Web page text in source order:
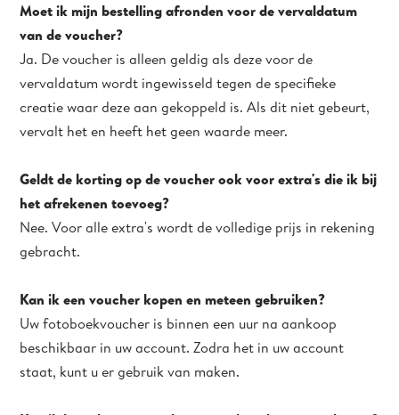
Moet ik mijn bestelling afronden voor de vervaldatum
van de voucher?
Ja. De voucher is alleen geldig als deze voor de
vervaldatum wordt ingewisseld tegen de specifieke
creatie waar deze aan gekoppeld is. Als dit niet gebeurt,
vervalt het en heeft het geen waarde meer.
Geldt de korting op de voucher ook voor extra's die ik bij
het afrekenen toevoeg?
Nee. Voor alle extra's wordt de volledige prijs in rekening
gebracht.
Kan ik een voucher kopen en meteen gebruiken?
Uw fotoboekvoucher is binnen een uur na aankoop
beschikbaar in uw account. Zodra het in uw account
staat, kunt u er gebruik van maken.